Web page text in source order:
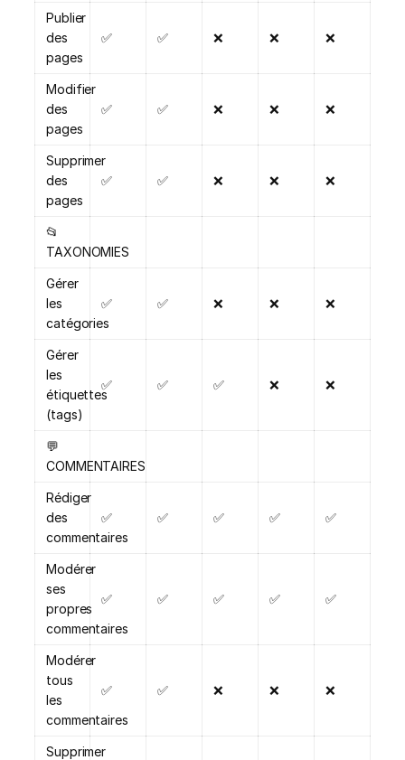
Publier
des
pages
✅ ✅ ❌ ❌ ❌
Modifier
des
pages
✅ ✅ ❌ ❌ ❌
Supprimer
des
pages
✅ ✅ ❌ ❌ ❌
📂
TAXONOMIES
Gérer
les
catégories
✅ ✅ ❌ ❌ ❌
Gérer
les
étiquettes
(tags)
✅ ✅ ✅ ❌ ❌
💬
COMMENTAIRES
Rédiger
des
commentaires
✅ ✅ ✅ ✅ ✅
Modérer
ses
propres
commentaires
✅ ✅ ✅ ✅ ✅
Modérer
tous
les
commentaires
✅ ✅ ❌ ❌ ❌
Supprimer